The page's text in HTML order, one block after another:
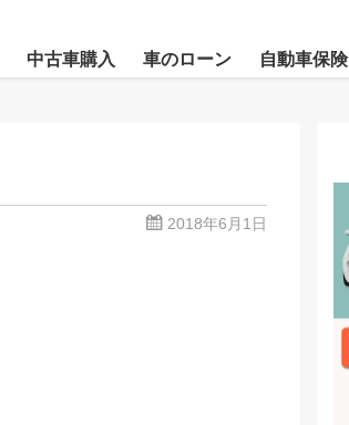
中古車購入 車のローン 自動車保険
2018年6月1日